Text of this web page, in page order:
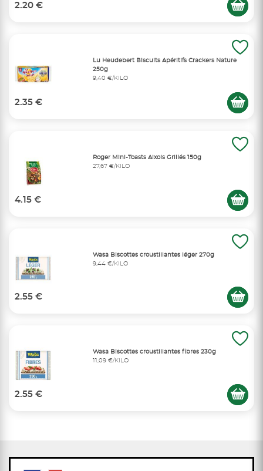
2.20 €
Lu Heudebert Biscuits Apéritifs Crackers Nature
250g
9,40 €/KILO
2.35 €
Roger Mini-Toasts Aixois Grillés 150g
27,67 €/KILO
4.15 €
Wasa Biscottes croustillantes léger 270g
9,44 €/KILO
2.55 €
Wasa Biscottes croustillantes fibres 230g
11,09 €/KILO
2.55 €